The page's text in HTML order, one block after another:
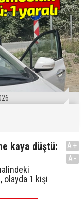
kaya düştü:
olayda 1 kişi
A+
A-